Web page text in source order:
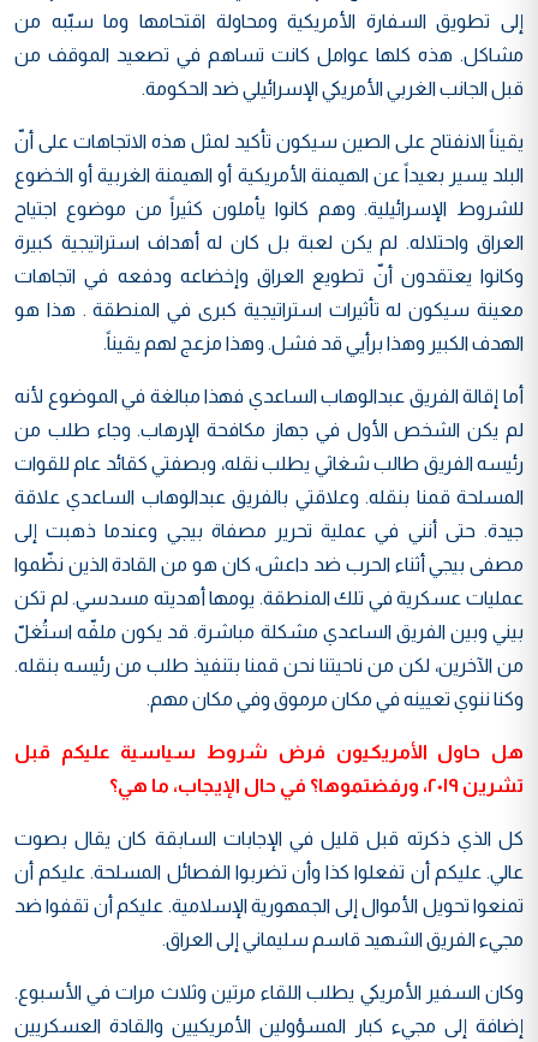
إلى تطويق السفارة الأمريكية ومحاولة اقتحامها وما سبّبه من
مشاكل. هذه كلها عوامل كانت تساهم في تصعيد الموقف من
قبل الجانب الغربي الأمريكي الإسرائيلي ضد الحكومة.
يقيناً الانفتاح على الصين سيكون تأكيد لمثل هذه الاتجاهات على أنّ
البلد يسير بعيداً عن الهيمنة الأمريكية أو الهيمنة الغربية أو الخضوع
للشروط الإسرائيلية. وهم كانوا يأملون كثيراً من موضوع اجتياح
العراق واحتلاله. لم يكن لعبة بل كان له أهداف استراتيجية كبيرة
وكانوا يعتقدون أنّ تطويع العراق وإخضاعه ودفعه في اتجاهات
معينة سيكون له تأثيرات استراتيجية كبرى في المنطقة . هذا هو
الهدف الكبير وهذا برأيي قد فشل. وهذا مزعج لهم يقيناً.
أما إقالة الفريق عبدالوهاب الساعدي فهذا مبالغة في الموضوع لأنه
لم يكن الشخص الأول في جهاز مكافحة الإرهاب. وجاء طلب من
رئيسه الفريق طالب شغاثي يطلب نقله، وبصفتي كقائد عام للقوات
المسلحة قمنا بنقله. وعلاقتي بالفريق عبدالوهاب الساعدي علاقة
جيدة. حتى أنني في عملية تحرير مصفاة بيجي وعندما ذهبت إلى
مصفى بيجي أثناء الحرب ضد داعش، كان هو من القادة الذين نظّموا
عمليات عسكرية في تلك المنطقة. يومها أهديته مسدسي. لم تكن
بيني وبين الفريق الساعدي مشكلة مباشرة. قد يكون ملفّه استُغلّ
من الآخرين، لكن من ناحيتنا نحن قمنا بتنفيذ طلب من رئيسه بنقله.
وكنا ننوي تعيينه في مكان مرموق وفي مكان مهم.
هل حاول الأمريكيون فرض شروط سياسية عليكم قبل
تشرين ٢٠١٩، ورفضتموها؟ في حال الإيجاب، ما هي؟
كل الذي ذكرته قبل قليل في الإجابات السابقة كان يقال بصوت
عالي. عليكم أن تفعلوا كذا وأن تضربوا الفصائل المسلحة. عليكم أن
تمنعوا تحويل الأموال إلى الجمهورية الإسلامية. عليكم أن تقفوا ضد
مجيء الفريق الشهيد قاسم سليماني إلى العراق.
وكان السفير الأمريكي يطلب اللقاء مرتين وثلاث مرات في الأسبوع.
إضافة إلى مجيء كبار المسؤولين الأمريكيين والقادة العسكريين